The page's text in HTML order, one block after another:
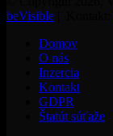
beVisible
Domov
O nás
Inzercia
Kontakt
GDPR
Štatút súťaže